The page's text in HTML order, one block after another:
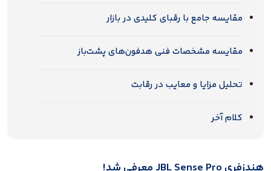
مقایسه جامع با رقبای کلیدی در بازار
مقایسه مشخصات فنی هدفون‌های پشت‌باز
تحلیل مزایا و معایب در رقابت
کلام آخر